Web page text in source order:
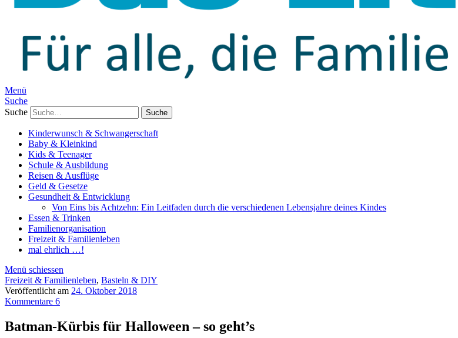
Menü
Suche
Suche
Kinderwunsch & Schwangerschaft
Baby & Kleinkind
Kids & Teenager
Schule & Ausbildung
Reisen & Ausflüge
Geld & Gesetze
Gesundheit & Entwicklung
Von Eins bis Achtzehn: Ein Leitfaden durch die verschiedenen Lebensjahre deines Kindes
Essen & Trinken
Familienorganisation
Freizeit & Familienleben
mal ehrlich …!
Menü schiessen
Freizeit & Familienleben, Basteln & DIY
Veröffentlicht am 24. Oktober 2018
Kommentare 6
Batman-Kürbis für Halloween – so geht’s